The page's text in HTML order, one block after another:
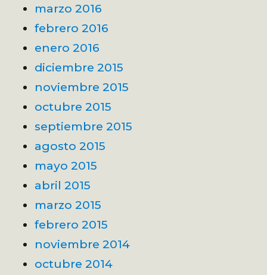
marzo 2016
febrero 2016
enero 2016
diciembre 2015
noviembre 2015
octubre 2015
septiembre 2015
agosto 2015
mayo 2015
abril 2015
marzo 2015
febrero 2015
noviembre 2014
octubre 2014